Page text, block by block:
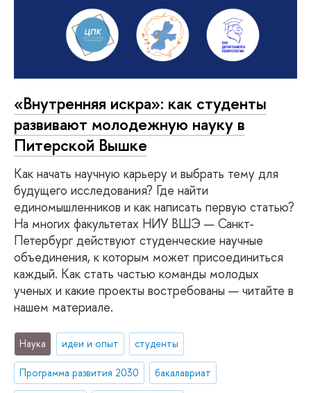
«Внутренняя искра»: как студенты
развивают молодежную науку в
Питерской Вышке
Как начать научную карьеру и выбрать тему для
будущего исследования? Где найти
единомышленников и как написать первую статью?
На многих факультетах НИУ ВШЭ — Санкт-
Петербург действуют студенческие научные
объединения, к которым может присоединиться
каждый. Как стать частью команды молодых
ученых и какие проекты востребованы — читайте в
нашем материале.
Наука идеи и опыт студенты
Программа развития 2030 бакалавриат